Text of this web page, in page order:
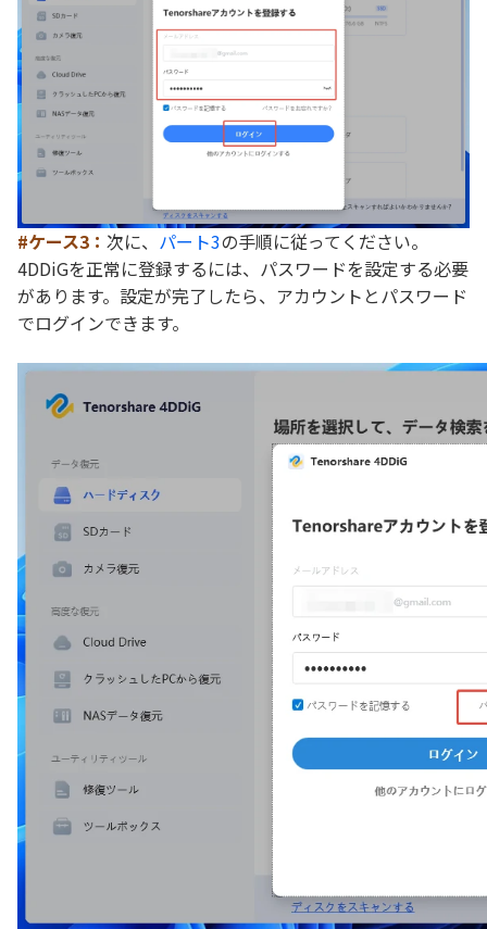
#ケース3： 次に、 パート3の手順に従ってください。
4DDiGを正常に登録するには、パスワードを設定する必要
があります。設定が完了したら、アカウントとパスワード
でログインできます。